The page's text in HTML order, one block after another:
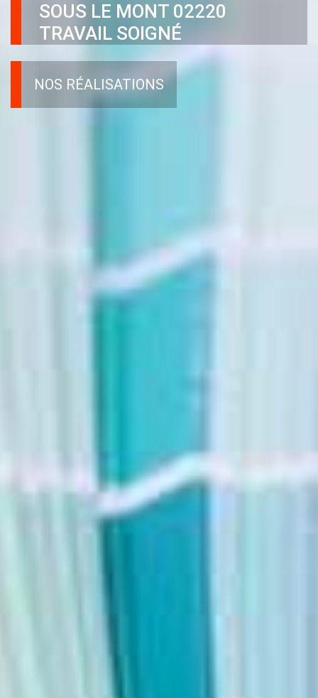
SOUS LE MONT 02220
TRAVAIL SOIGNÉ
NOS RÉALISATIONS